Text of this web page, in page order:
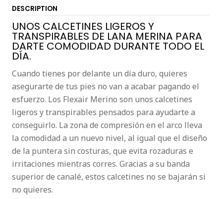
DESCRIPTION
UNOS CALCETINES LIGEROS Y
TRANSPIRABLES DE LANA MERINA PARA
DARTE COMODIDAD DURANTE TODO EL
DÍA.
Cuando tienes por delante un día duro, quieres
asegurarte de tus pies no van a acabar pagando el
esfuerzo. Los Flexair Merino son unos calcetines
ligeros y transpirables pensados para ayudarte a
conseguirlo. La zona de compresión en el arco lleva
la comodidad a un nuevo nivel, al igual que el diseño
de la puntera sin costuras, que evita rozaduras e
irritaciones mientras corres. Gracias a su banda
superior de canalé, estos calcetines no se bajarán si
no quieres.